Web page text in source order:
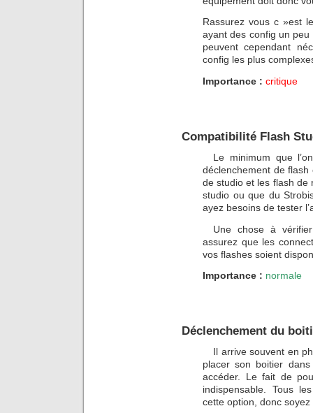
Rassurez vous c »est
ayant des config un
peuvent cependant
config les plus
Importance : critique
Compatibilité Flash
Le minimum que
déclenchement de flash
de studio et les flash de
studio ou que du
ayez besoins de tester
Une chose à
assurez que les
vos flashes soient
Importance : normale
Déclenchement du
Il arrive souvent en
placer son boitier
accéder. Le fait de
indispensable. Tous
cette option, donc